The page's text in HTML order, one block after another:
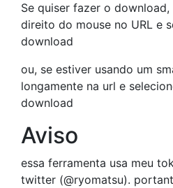
Se quiser fazer o
direito do mouse no URL e
download
ou, se estiver usando um
longamente na url e
download
Aviso
essa ferramenta usa meu
twitter (@ryomatsu).